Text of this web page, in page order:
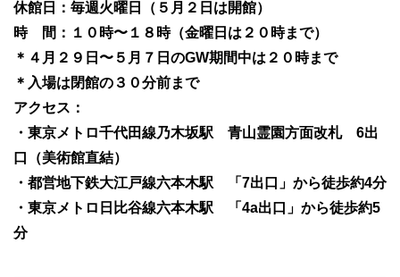
休館日：毎週火曜日（５月２日は開館）
時 間：１０時〜１８時（金曜日は２０時まで）
＊４月２９日〜５月７日のGW期間中は２０時まで
＊入場は閉館の３０分前まで
アクセス：
・東京メトロ千代田線乃木坂駅 青山霊園方面改札 6出
口（美術館直結）
・都営地下鉄大江戸線六本木駅 「7出口」から徒歩約4分
・東京メトロ日比谷線六本木駅 「4a出口」から徒歩約5
分